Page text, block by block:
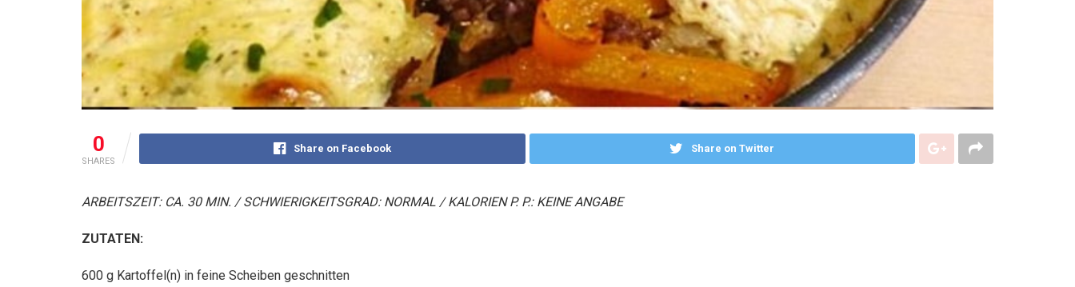
0
SHARES
Share on Facebook Share on Twitter
ARBEITSZEIT: CA. 30 MIN. / SCHWIERIGKEITSGRAD: NORMAL / KALORIEN P. P.: KEINE ANGABE
ZUTATEN:
600 g Kartoffel(n) in feine Scheiben geschnitten